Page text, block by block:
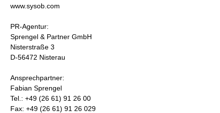
www.sysob.com
PR-Agentur:
Sprengel & Partner GmbH
Nisterstraße 3
D-56472 Nisterau
Ansprechpartner:
Fabian Sprengel
Tel.: +49 (26 61) 91 26 00
Fax: +49 (26 61) 91 26 029